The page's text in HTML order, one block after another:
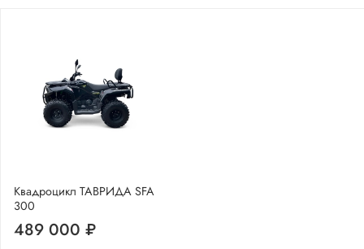
Квадроцикл ТАВРИДА SFA
300
489 000 ₽